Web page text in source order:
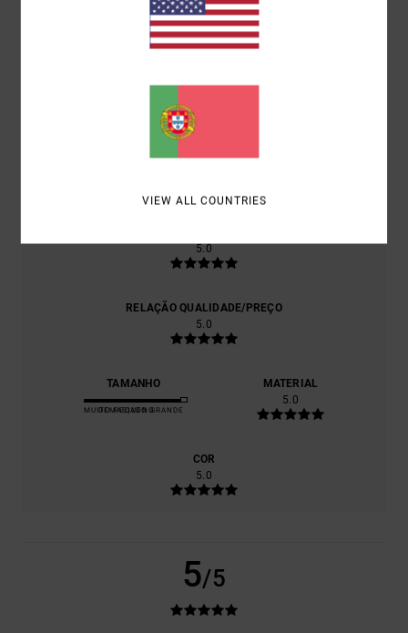
PONTUAÇÃO MÉDIA
5.0/5
1 AVALIAÇÕES VERIFICADAS
SETEMBRO 2025
5.0
RELAÇÃO QUALIDADE/PREÇO
5.0
TAMANHO
MUITO PEQUENO
DEMASIADO GRANDE
MATERIAL
5.0
COR
5.0
5/5
VIEW ALL COUNTRIES